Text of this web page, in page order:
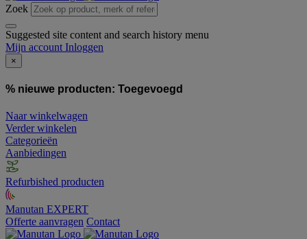
Zoek
Suggested site content and search history menu
Mijn account Inloggen
×
% nieuwe producten: Toegevoegd
Naar winkelwagen
Verder winkelen
Categorieën
Aanbiedingen
Refurbished producten
Manutan EXPERT
Offerte aanvragen Contact